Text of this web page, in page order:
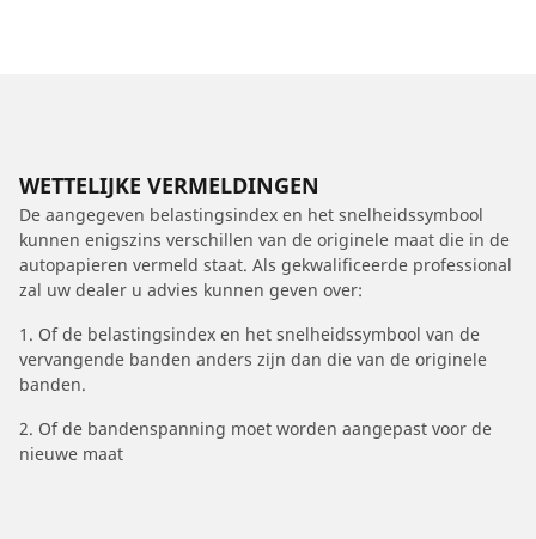
WETTELIJKE VERMELDINGEN
De aangegeven belastingsindex en het snelheidssymbool
kunnen enigszins verschillen van de originele maat die in de
autopapieren vermeld staat. Als gekwalificeerde professional
zal uw dealer u advies kunnen geven over:
1. Of de belastingsindex en het snelheidssymbool van de
vervangende banden anders zijn dan die van de originele
banden.
2. Of de bandenspanning moet worden aangepast voor de
nieuwe maat